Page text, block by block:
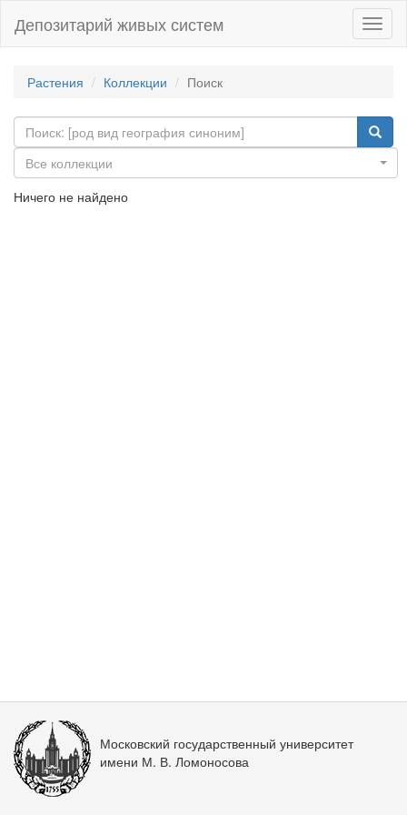
Депозитарий живых систем
Растения Коллекции Поиск
Все коллекции
Ничего не найдено
Московский государственный университет
имени М. В. Ломоносова